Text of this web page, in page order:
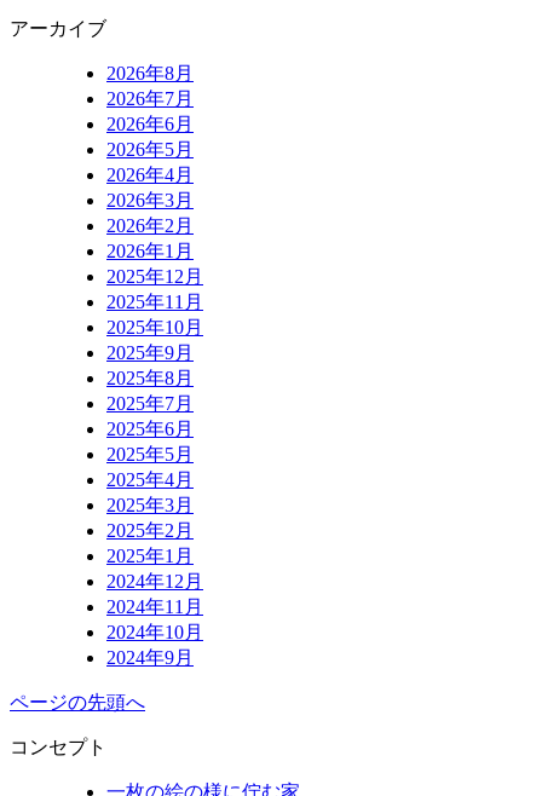
アーカイブ
2026年8月
2026年7月
2026年6月
2026年5月
2026年4月
2026年3月
2026年2月
2026年1月
2025年12月
2025年11月
2025年10月
2025年9月
2025年8月
2025年7月
2025年6月
2025年5月
2025年4月
2025年3月
2025年2月
2025年1月
2024年12月
2024年11月
2024年10月
2024年9月
ページの先頭へ
コンセプト
一枚の絵の様に佇む家